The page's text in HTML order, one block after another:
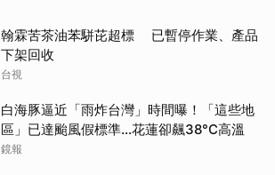
翰霖苦茶油苯駢芘超標 已暫停作業、產品
下架回收
台視
白海豚逼近「雨炸台灣」時間曝！「這些地
區」已達颱風假標準…花蓮卻飆38°C高溫
鏡報